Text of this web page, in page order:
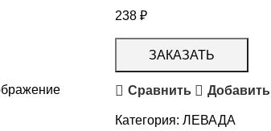
238 ₽
ЗАКАЗАТЬ
Сравнить
Категория: ЛЕВАДА